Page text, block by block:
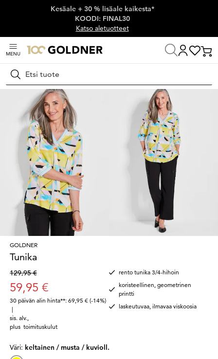
Ohita siirtymä, siirry pääsisältöön
Kesäale + 30 % lisäale kaikesta*
KOODI: FINAL30
Katso aletuotteet
MENU
Hae
Koti Naisten muoti
GOLDNER
Tunika
129,95 €
59,95 €
30 päivän alin hinta**: 69,95 € (-14%)
|
sis. alv.
plus toimituskulut
rento tunika 3/4-hihoin
koristeellinen, geometrinen
printti
laskeutuvaa, ilmavaa viskoosia
Väri: keltainen / musta / kuvioll.